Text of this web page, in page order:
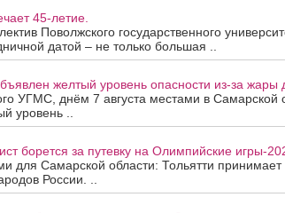
45-летие.
Поволжского государственного
датой – не только большая ..
желтый уровень опасности из-за жары
УГМС, днём 7 августа местами в Самарской
уровень ..
борется за путевку на Олимпийские игры-
для Самарской области: Тольятти
России. ..